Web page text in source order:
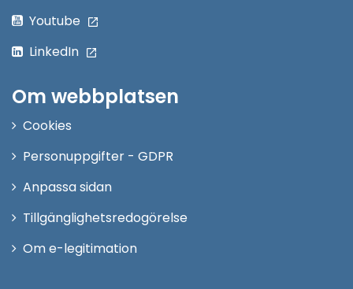
Youtube
LinkedIn
Om webbplatsen
Cookies
Personuppgifter - GDPR
Anpassa sidan
Tillgänglighetsredogörelse
Om e-legitimation